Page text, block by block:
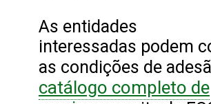
As entidades
interessadas podem
as condições de
catálogo completo de